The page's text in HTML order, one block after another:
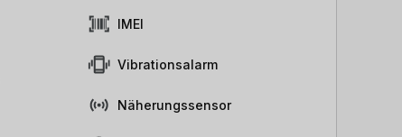
IMEI
Vibrationsalarm
Näherungssensor